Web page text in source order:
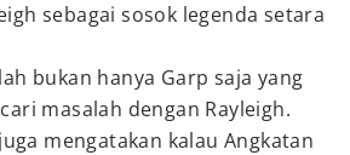
sebagai sosok legenda setara
bukan hanya Garp saja yang
masalah dengan Rayleigh.
mengatakan kalau Angkatan